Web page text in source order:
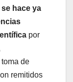
hace ya
por
de
remitidos